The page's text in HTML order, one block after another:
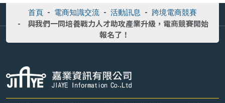
首頁 電商知識交流 活動訊息 跨境電商競賽
與我們一同培養戰力人才助攻產業升級，電商競賽開始
報名了！